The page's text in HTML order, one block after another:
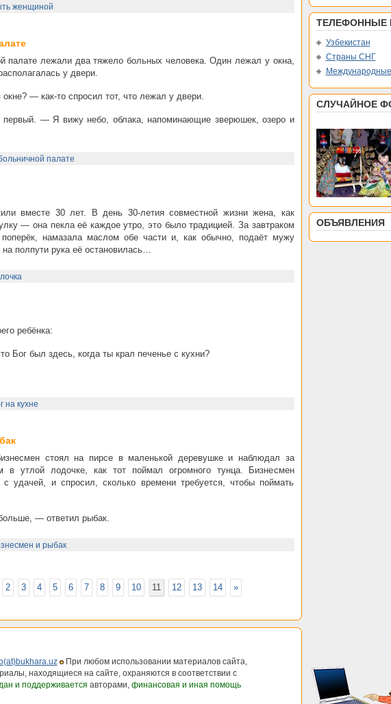
женщиной
палате лежали два тяжело больных человека. Один лежал у окна,
у двери.
— как-то спросил тот, что лежал у двери.
— Я вижу небо, облака, напоминающие зверюшек, озеро и
палате
вместе 30 лет. В день 30-летия совместной жизни жена, как
— она пекла её каждое утро, это было традицией. За завтраком
намазала маслом обе части и, как обычно, подаёт мужу
полпути рука её остановилась…
ребёнка:
Бог был здесь, когда ты крал печенье с кухни?
на кухне
стоял на пирсе в маленькой деревушке и наблюдал за
в утлой лодочке, как тот поймал огромного тунца. Бизнесмен
с удачей, и спросил, сколько времени требуется, чтобы поймать
— ответил рыбак.
и рыбак
2 3 4 5 6 7 8 9 10 11 12 13 14 »
ТЕЛЕФОННЫЕ
Узбекистан
Страны СНГ
Международные
СЛУЧАЙНОЕ
ОБЪЯВЛЕНИЯ
При любом использовании материалов сайта,
находящиеся на сайте, охраняются в соответствии с
и поддерживается авторами, финансовая и иная помощь